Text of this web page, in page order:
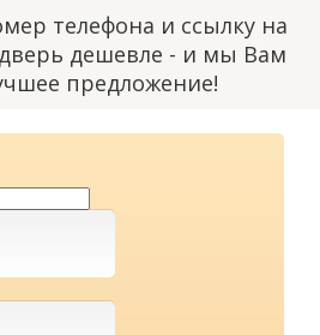
телефона и ссылку на
дешевле - и мы Вам
предложение!